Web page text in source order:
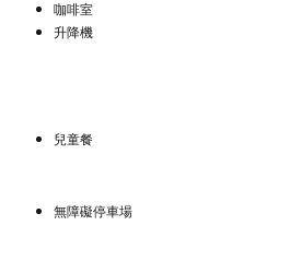
咖啡室
升降機
兒童餐
無障礙停車場